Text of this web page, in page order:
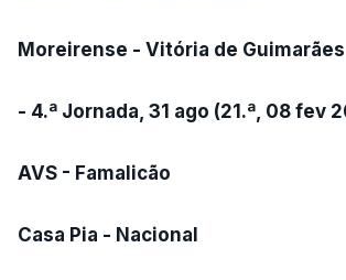
Moreirense - Vitória de Guimarães
- 4.ª Jornada, 31 ago (21.ª, 08 fev
AVS - Famalicão
Casa Pia - Nacional